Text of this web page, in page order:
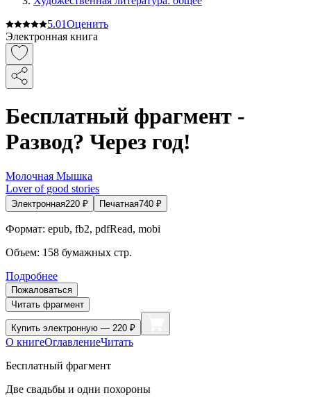
5.01Оценить
Электронная книга
Бесплатный фрагмент -
Развод? Через год!
Молочная Мышка
Lover of good stories
Электронная220 ₽ Печатная740 ₽
Формат: epub, fb2, pdfRead, mobi
Объем: 158 бумажных стр.
Подробнее
Пожаловаться
Читать фрагмент
Купить электронную — 220 ₽
О книгеОглавлениеЧитать
Бесплатный фрагмент
Две свадьбы и одни похороны